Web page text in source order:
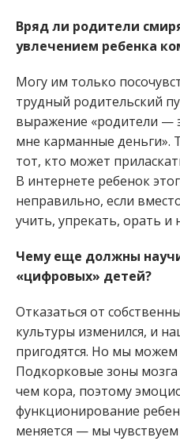
Вряд ли родители
увлечением ребенка
Могу им только
трудный родительский
выражение «родители —
мне карманные деньги».
тот, кто может
В интернете ребенок
неправильно, если
учить, упрекать, орать и
Чему еще должны
«цифровых» детей?
Отказаться от
культуры изменился, и
пригодятся. Но мы
Подкорковые зоны
чем кора, поэтому
функционирование
меняется — мы